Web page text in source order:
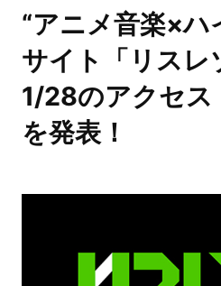
“アニメ音楽×ハ
サイト「リスレ
1/28のアクセス
を発表！